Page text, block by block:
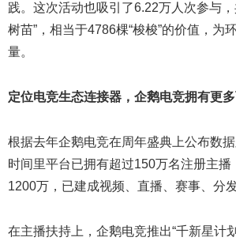
践。这次活动也吸引了6.22万人次参与
树苗”，相当于4786棵“梭梭”的价值，为
量。
定位电竞生态连接器，企鹅电竞拥有更
根据去年企鹅电竞在周年盛典上公布数
时间里平台已拥有超过150万名注册主播
1200万，已建成视频、直播、赛事、分
在主播扶持上，企鹅电竞推出“千新星计